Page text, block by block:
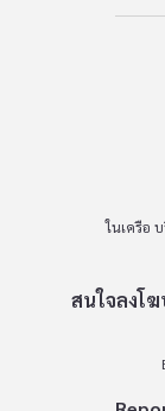
ในเครือ
สนใจลงโ